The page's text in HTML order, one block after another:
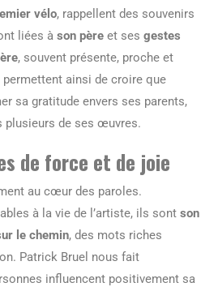
vélo, rappellent des souvenirs
liées à son père et ses gestes
, souvent présente, proche et
ainsi de croire que
sa gratitude envers ses parents,
plusieurs de ses œuvres.
de force et de joie
au cœur des paroles.
à la vie de l’artiste, ils sont son
le chemin, des mots riches
Patrick Bruel nous fait
influencent positivement sa